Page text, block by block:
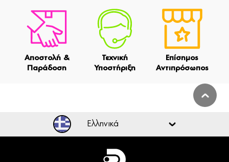
Αποστολή &
Παράδοση
Τεχνική
Υποστήριξη
Επίσημος
Αντιπρόσωπος
Ελληνικά
Ελληνικά